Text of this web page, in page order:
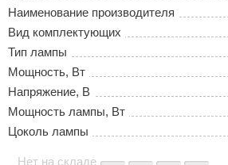
Наименование производителя
Вид комплектующих
Тип лампы
Мощность, Вт
Напряжение, В
Мощность лампы, Вт
Цоколь лампы
Нет на складе